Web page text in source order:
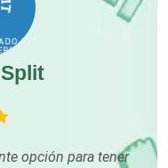
opción para tener